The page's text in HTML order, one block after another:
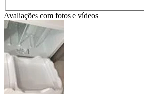
Avaliações com fotos e vídeos